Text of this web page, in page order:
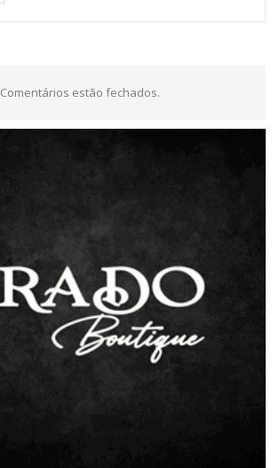
Comentários estão fechados.